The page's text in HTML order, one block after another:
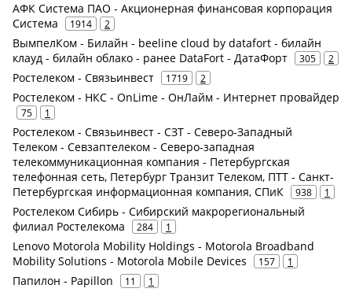
АФК Система ПАО - Акционерная финансовая корпорация
Система
1914 2
ВымпелКом - Билайн - beeline cloud by datafort - билайн
клауд - билайн облако - ранее DataFort - ДатаФорт
305 2
Ростелеком - Связьинвест 1719 2
Ростелеком - НКС - OnLime - ОнЛайм - Интернет провайдер
75 1
Ростелеком - Связьинвест - СЗТ - Северо-Западный
Телеком - Севзаптелеком - Северо-западная
телекоммуникационная компания - Петербургская
телефонная сеть, Петербург Транзит Телеком, ПТТ - Санкт-
Петербургская информационная компания, СПиК
938 1
Ростелеком Сибирь - Сибирский макрорегиональный
филиал Ростелекома
284 1
Lenovo Motorola Mobility Holdings - Motorola Broadband
Mobility Solutions - Motorola Mobile Devices
157 1
Папилон - Papillon 11 1